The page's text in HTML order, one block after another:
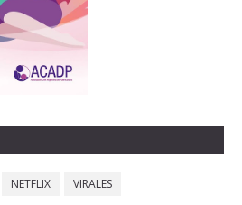
NETFLIX VIRALES